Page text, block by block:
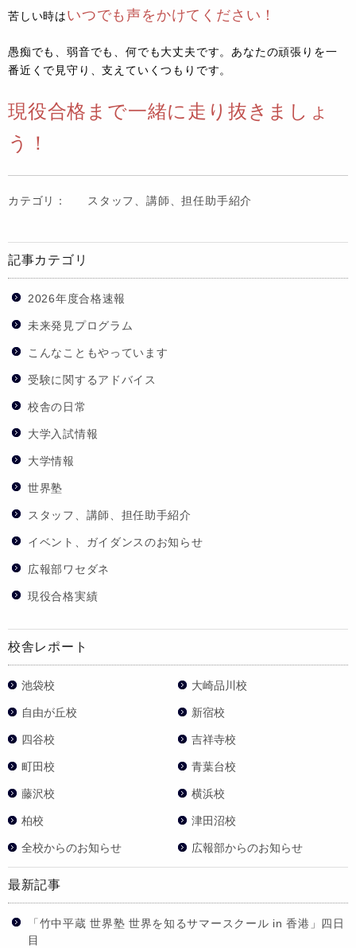
苦しい時はいつでも声をかけてください！
愚痴でも、弱音でも、何でも大丈夫です。あなたの頑張りを一
番近くで見守り、支えていくつもりです。
現役合格まで一緒に走り抜きましょ
う！
カテゴリ： スタッフ、講師、担任助手紹介
記事カテゴリ
2026年度合格速報
未来発見プログラム
こんなこともやっています
受験に関するアドバイス
校舎の日常
大学入試情報
大学情報
世界塾
スタッフ、講師、担任助手紹介
イベント、ガイダンスのお知らせ
広報部ワセダネ
現役合格実績
校舎レポート
池袋校 大崎品川校
自由が丘校 新宿校
四谷校 吉祥寺校
町田校 青葉台校
藤沢校 横浜校
柏校 津田沼校
全校からのお知らせ 広報部からのお知らせ
最新記事
「竹中平蔵 世界塾 世界を知るサマースクール in 香港」四日
目